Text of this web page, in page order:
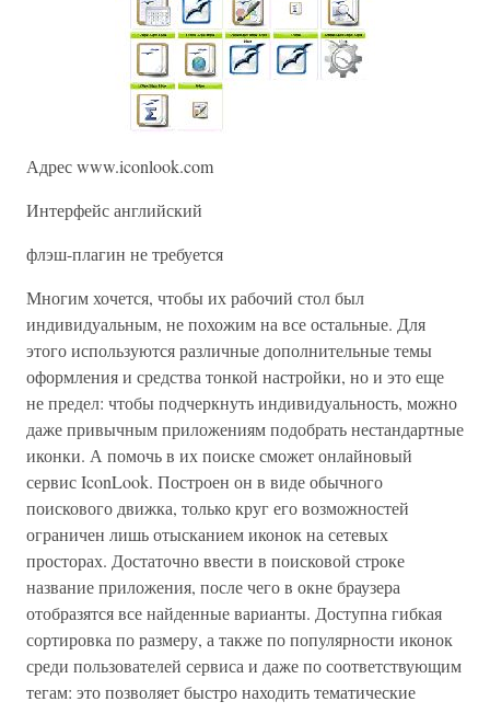
Адрес www.iconlook.com
Интерфейс английский
флэш-плагин не требуется
Многим хочется, чтобы их рабочий стол был
индивидуальным, не похожим на все остальные. Для
этого используются различные дополнительные темы
оформления и средства тонкой настройки, но и это еще
не предел: чтобы подчеркнуть индивидуальность, можно
даже привычным приложениям подобрать нестандартные
иконки. А помочь в их поиске сможет онлайновый
сервис IconLook. Построен он в виде обычного
поискового движка, только круг его возможностей
ограничен лишь отысканием иконок на сетевых
просторах. Достаточно ввести в поисковой строке
название приложения, после чего в окне браузера
отобразятся все найденные варианты. Доступна гибкая
сортировка по размеру, а также по популярности иконок
среди пользователей сервиса и даже по соответствующим
тегам: это позволяет быстро находить тематические